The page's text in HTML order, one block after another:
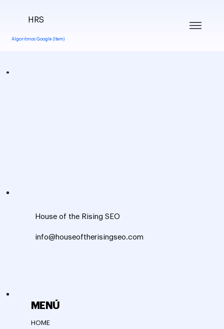
Algoritmos Google (Item)
HRS
MENÚ
HOME
House of the Rising SEO
info@houseoftherisingseo.com